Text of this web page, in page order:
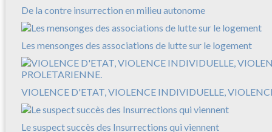
De la contre insurrection en milieu autonome
Les mensonges des associations de lutte sur le logement
VIOLENCE D'ETAT, VIOLENCE INDIVIDUELLE,
Le suspect succès des Insurrections qui viennent